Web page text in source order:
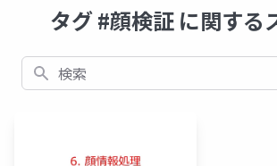
タグ #顔検証 に関する
検索